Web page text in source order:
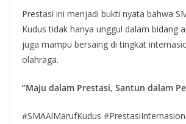
Prestasi ini menjadi bukti nyata bahwa
Kudus tidak hanya unggul dalam bidang
juga mampu bersaing di tingkat
olahraga.
“Maju dalam Prestasi, Santun dalam
#SMAAlMarufKudus